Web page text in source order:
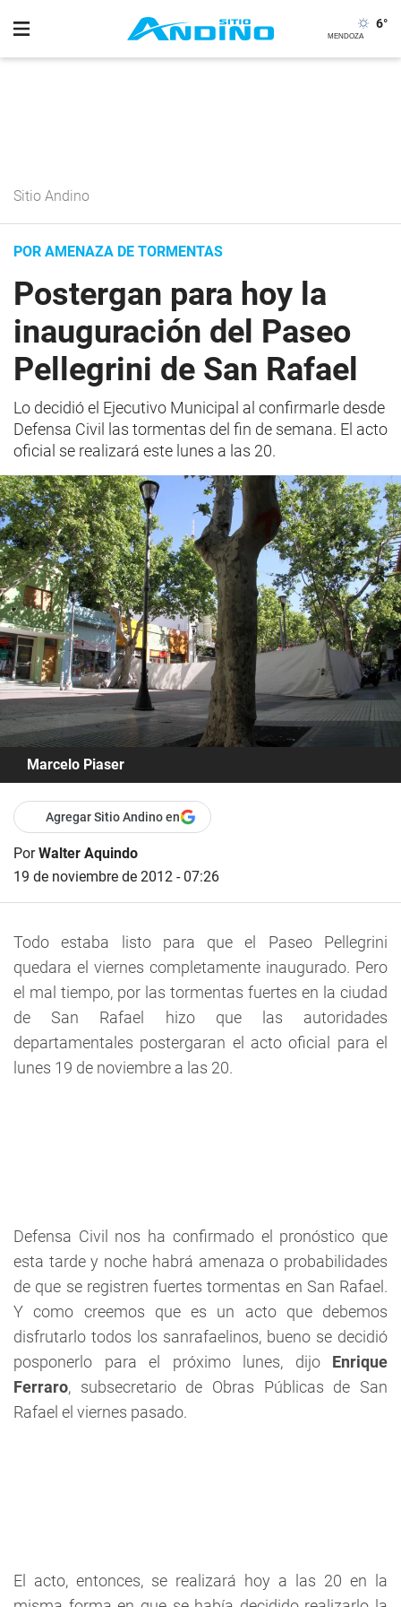
6°
Sitio Andino
POR AMENAZA DE TORMENTAS
Postergan para hoy la
inauguración del Paseo
Pellegrini de San Rafael
Lo decidió el Ejecutivo Municipal al confirmarle desde
Defensa Civil las tormentas del fin de semana. El acto
oficial se realizará este lunes a las 20.
Marcelo Piaser
Agregar Sitio Andino en
PorWalter Aquindo
19 de noviembre de 2012 - 07:26
Todo estaba listo para que el Paseo Pellegrini
quedara el viernes completamente inaugurado. Pero
el mal tiempo, por las tormentas fuertes en la ciudad
de San Rafael hizo que las autoridades
departamentales postergaran el acto oficial para el
lunes 19 de noviembre a las 20.
Defensa Civil nos ha confirmado el pronóstico que
esta tarde y noche habrá amenaza o probabilidades
de que se registren fuertes tormentas en San Rafael.
Y como creemos que es un acto que debemos
disfrutarlo todos los sanrafaelinos, bueno se decidió
posponerlo para el próximo lunes, dijo Enrique
Ferraro, subsecretario de Obras Públicas de San
Rafael el viernes pasado.
El acto, entonces, se realizará hoy a las 20 en la